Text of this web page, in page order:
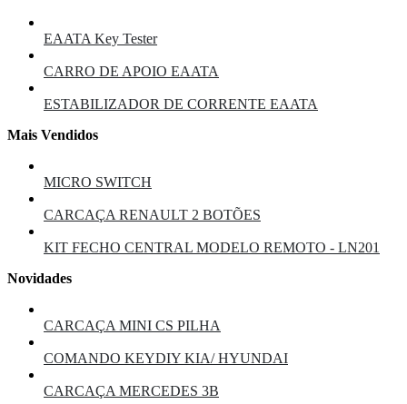
EAATA Key Tester
CARRO DE APOIO EAATA
ESTABILIZADOR DE CORRENTE EAATA
Mais Vendidos
MICRO SWITCH
CARCAÇA RENAULT 2 BOTÕES
KIT FECHO CENTRAL MODELO REMOTO - LN201
Novidades
CARCAÇA MINI CS PILHA
COMANDO KEYDIY KIA/ HYUNDAI
CARCAÇA MERCEDES 3B